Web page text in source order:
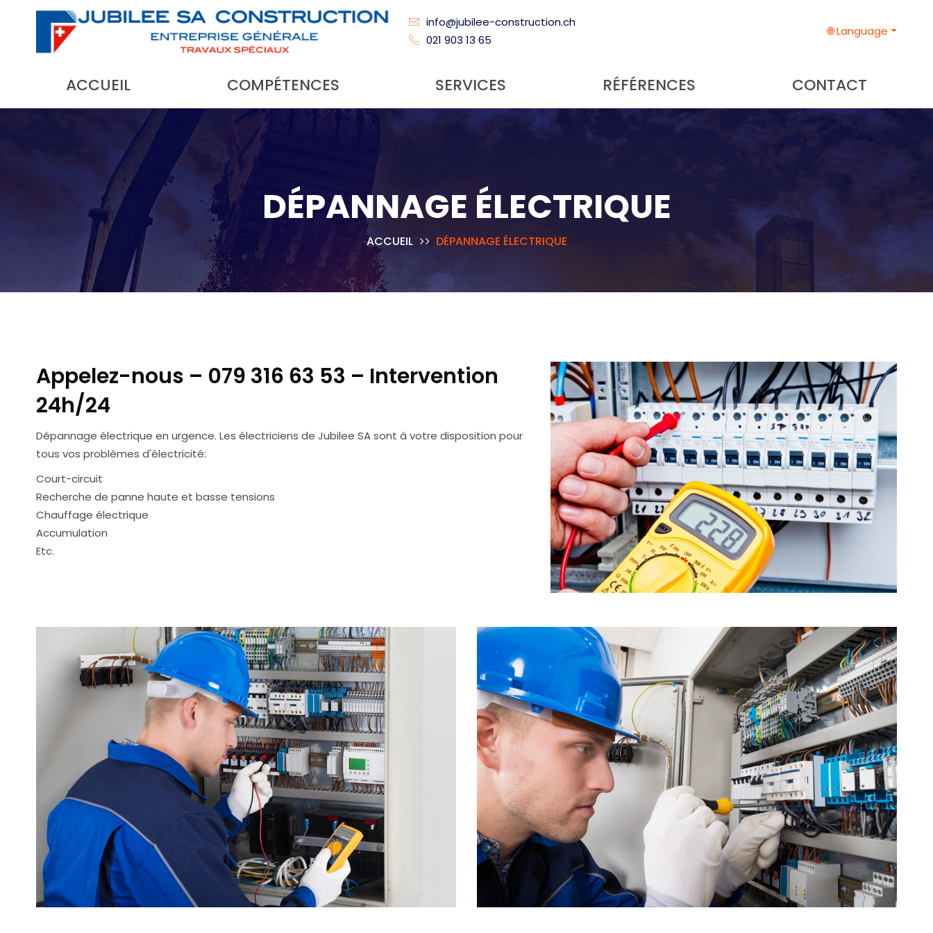
info@jubilee-construction.ch
021 903 13 65
🌐 Language
ACCUEIL COMPÉTENCES SERVICES RÉFÉRENCES CONTACT
DÉPANNAGE ÉLECTRIQUE
ACCUEIL DÉPANNAGE ÉLECTRIQUE
Appelez-nous – 079 316 63 53 – Intervention
24h/24
Dépannage électrique en urgence. Les électriciens de Jubilee SA sont à votre disposition pour
tous vos problèmes d'électricité:
Court-circuit
Recherche de panne haute et basse tensions
Chauffage électrique
Accumulation
Etc.